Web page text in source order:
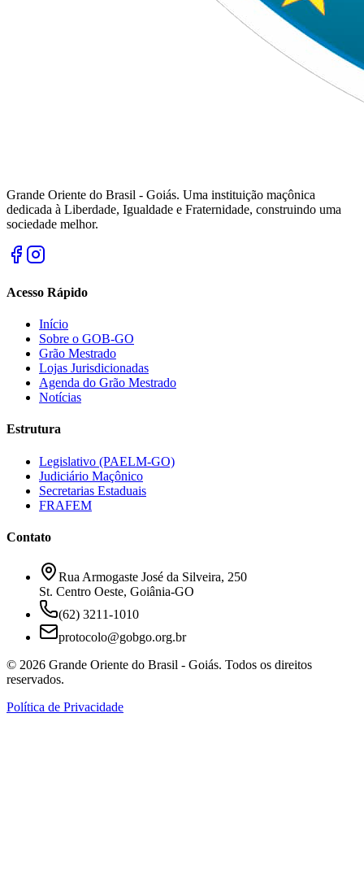
Grande Oriente do Brasil - Goiás. Uma instituição maçônica
dedicada à Liberdade, Igualdade e Fraternidade, construindo uma
sociedade melhor.
Acesso Rápido
Início
Sobre o GOB-GO
Grão Mestrado
Lojas Jurisdicionadas
Agenda do Grão Mestrado
Notícias
Estrutura
Legislativo (PAELM-GO)
Judiciário Maçônico
Secretarias Estaduais
FRAFEM
Contato
Rua Armogaste José da Silveira, 250
St. Centro Oeste, Goiânia-GO
(62) 3211-1010
protocolo@gobgo.org.br
© 2026 Grande Oriente do Brasil - Goiás. Todos os direitos
reservados.
Política de Privacidade